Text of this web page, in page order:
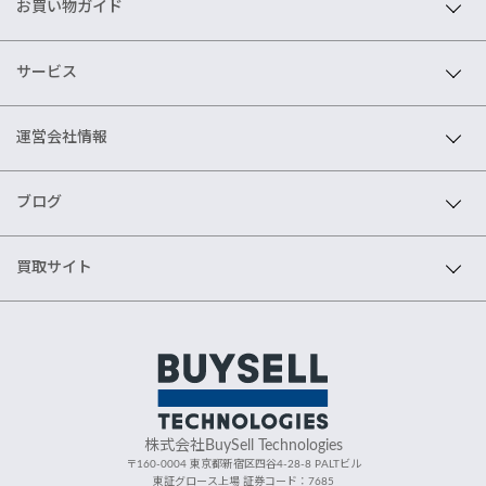
お買い物ガイド
サービス
運営会社情報
ブログ
買取サイト
株式会社BuySell Technologies
〒160-0004 東京都新宿区四谷4-28-8 PALTビル
東証グロース上場 証券コード：7685